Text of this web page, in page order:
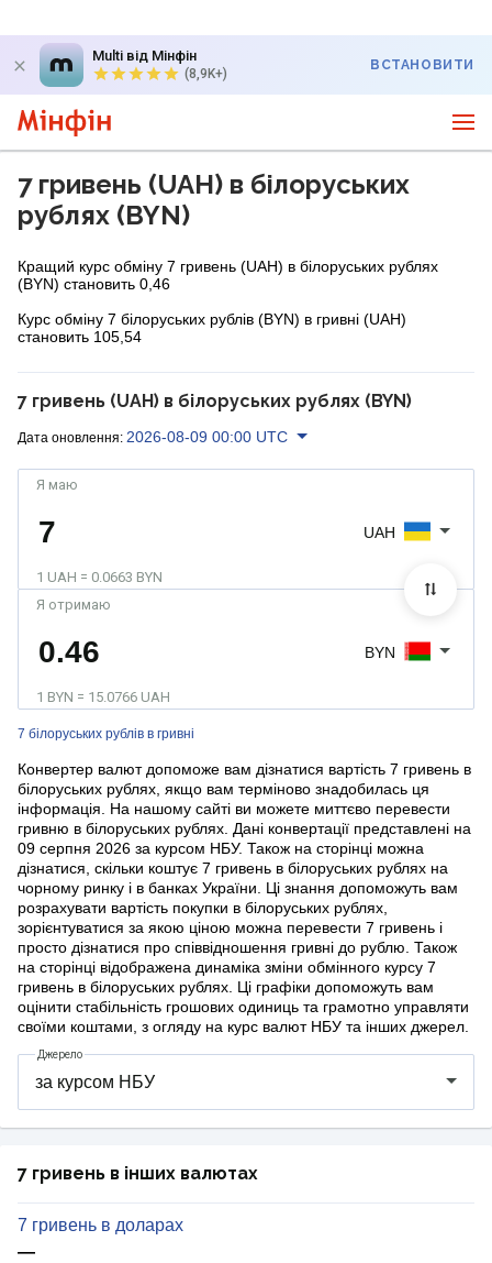
Multi від Мінфін
(8,9K+)
ВСТАНОВИТИ
7 гривень (UAH) в білоруських
рублях (BYN)
Кращий курс обміну 7 гривень (UAH) в білоруських рублях
(BYN) становить 0,46
Курс обміну 7 білоруських рублів (BYN) в гривні (UAH)
становить 105,54
7 гривень (UAH) в білоруських рублях (BYN)
Дата оновлення: 2026-08-09 00:00 UTC
7 білоруських рублів в гривні
Я маю
1 UAH = 0.0663 BYN
UAH
Я отримаю
1 BYN = 15.0766 UAH
BYN
Конвертер валют допоможе вам дізнатися вартість 7 гривень в
білоруських рублях, якщо вам терміново знадобилась ця
інформація. На нашому сайті ви можете миттєво перевести
гривню в білоруських рублях. Дані конвертації представлені на
09 серпня 2026 за курсом НБУ. Також на сторінці можна
дізнатися, скільки коштує 7 гривень в білоруських рублях на
чорному ринку і в банках України. Ці знання допоможуть вам
розрахувати вартість покупки в білоруських рублях,
зорієнтуватися за якою ціною можна перевести 7 гривень і
просто дізнатися про співвідношення гривні до рублю. Також
на сторінці відображена динаміка зміни обмінного курсу 7
гривень в білоруських рублях. Ці графіки допоможуть вам
оцінити стабільність грошових одиниць та грамотно управляти
своїми коштами, з огляду на курс валют НБУ та інших джерел.
Джерело
7 гривень в інших валютах
7 гривень в доларах
—